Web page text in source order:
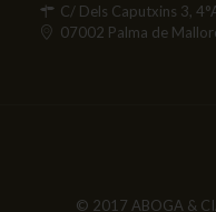
C/ Dels Caputxins 3,
07002 Palma de
© 2017 ABOGA &